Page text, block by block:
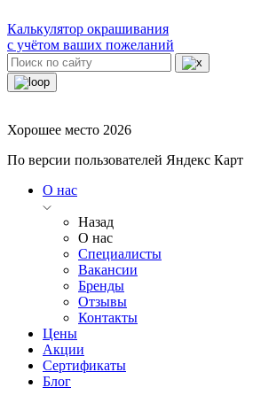
Калькулятор окрашивания
с учётом ваших пожеланий
Хорошее место 2026
По версии пользователей Яндекс Карт
О нас
Назад
О нас
Специалисты
Вакансии
Бренды
Отзывы
Контакты
Цены
Акции
Сертификаты
Блог